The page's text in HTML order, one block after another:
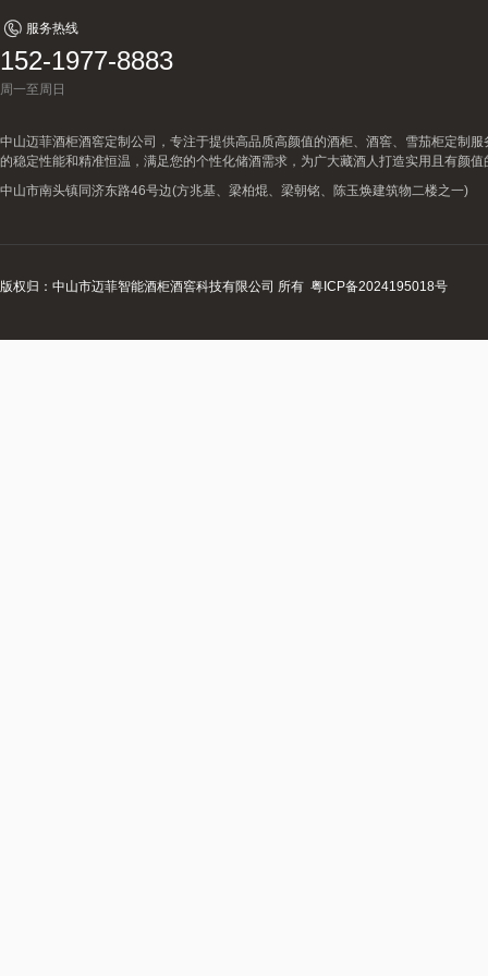
服务热线
152-1977-8883
周一至周日
中山迈菲酒柜酒窖定制公司，专注于提供高品质高颜值的酒柜、酒窖、雪茄柜定制
的稳定性能和精准恒温，满足您的个性化储酒需求，为广大藏酒人打造实用且有颜值
中山市南头镇同济东路46号边(方兆基、梁柏焜、梁朝铭、陈玉焕建筑物二楼之一)
版权归：中山市迈菲智能酒柜酒窖科技有限公司 所有 粤ICP备2024195018号